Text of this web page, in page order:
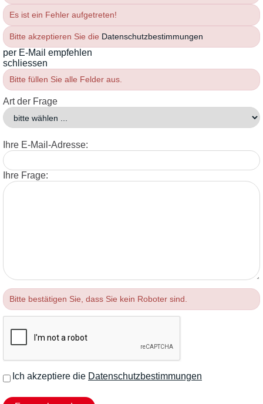
Es ist ein Fehler aufgetreten!
Bitte akzeptieren Sie die Datenschutzbestimmungen
per E-Mail empfehlen
schliessen
Bitte füllen Sie alle Felder aus.
Art der Frage
Ihre E-Mail-Adresse:
Ihre Frage:
Bitte bestätigen Sie, dass Sie kein Roboter sind.
Ich akzeptiere die Datenschutzbestimmungen